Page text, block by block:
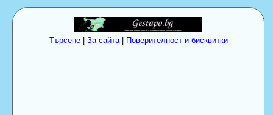
Търсене| За сайта| Поверителност и бисквитки